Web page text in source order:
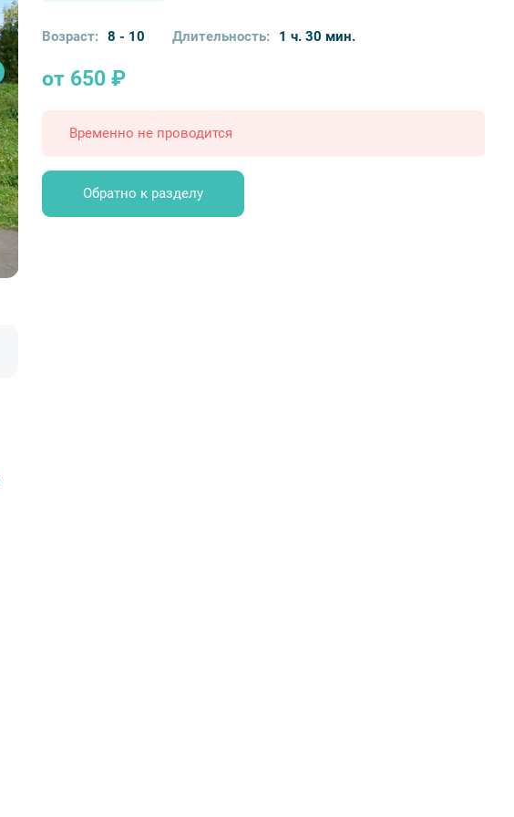
от 650 ₽
Возраст: 8 - 10 Длительность: 1 ч. 30 мин.
Временно не проводится
Обратно к разделу